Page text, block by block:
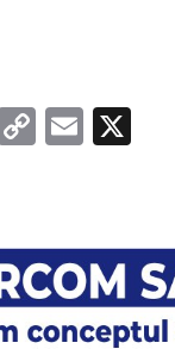
M
C
y
Li
n
E